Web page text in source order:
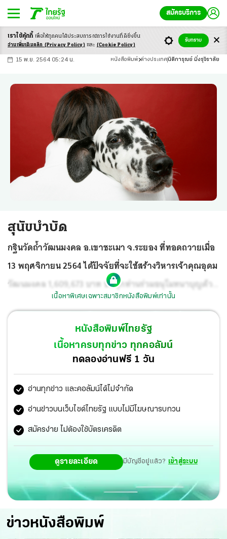
สมัครบริการ
-ก ก ก+
15 พ.ย. 2564 05:24 น. หนังสือพิมพ์ ต่างประเทศ นิติการุณย์ มิ่งรุจิราลัย
สุนัขบำบัด
กฐินวัดถ้ำวัฒนมงคล อ.เขาชะเมา จ.ระยอง ที่ทอดถวายเมื่อ
13 พฤศจิกายน 2564 ได้ปัจจัยที่จะใช้สร้างวิหารเจ้าคุณอุดม
วัฒนมงคล 1,609,673 บาท ขอทุกท่านร่วมอนุโมทนาบุญด้วย
เนื้อหาพิเศษเฉพาะสมาชิกหนังสือพิมพ์เท่านั้น
หนังสือพิมพ์ไทยรัฐ
เนื้อหาครบทุกข่าว ทุกคอลัมน์
ทดลองอ่านฟรี 1 วัน
อ่านทุกข่าว และคอลัมน์ได้ไม่จำกัด
อ่านข่าวบนเว็บไซต์ไทยรัฐ แบบไม่มีโฆษณารบกวน
สมัครง่าย ไม่ต้องใช้บัตรเครดิต
ดูรายละเอียด มีบัญชีอยู่แล้ว? เข้าสู่ระบบ
ข่าวหนังสือพิมพ์
เราใช้คุ้กกี้ เพื่อให้ทุกคนได้ประสบการณ์การใช้งานที่ดียิ่งขึ้น
อ่านเพิ่มเติมคลิก (Privacy Policy) และ (Cookie Policy)
รับทราบ